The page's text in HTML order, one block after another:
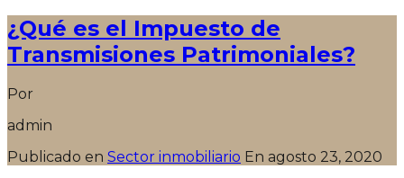
¿Qué es el Impuesto de
Transmisiones Patrimoniales?
Por
admin
Publicado en Sector inmobiliario En agosto 23, 2020